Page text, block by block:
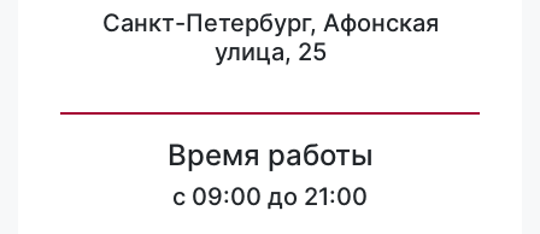
Санкт-Петербург, Афонская
улица, 25
Время работы
c 09:00 до 21:00